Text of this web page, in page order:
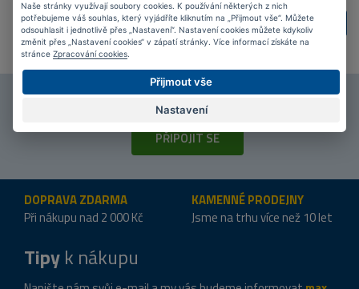
DALŠÍ
ZPĚT
fanouškům
PŘIPOJIT SE
DOPRAVA ZDARMA
Při nákupu nad 2 000 Kč
KAMENNÉ PRODEJNY
Jsme na trhu více než 10 let
Tipyk nákupu
Naše stránky využívají soubory cookies. K používání některých z nich
potřebujeme váš souhlas, který vyjádříte kliknutím na „Přijmout vše“. Můžete
odsouhlasit i jednotlivě přes „Nastavení“. Nastavení cookies můžete kdykoliv
změnit přes „Nastavení cookies“ v zápatí stránky. Více informací získáte na
stránce Zpracování cookies
Přijmout vše
Nastavení